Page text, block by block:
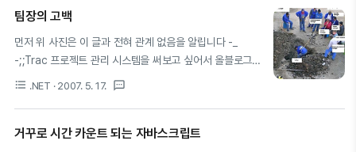
Page_Load 부분에 위와 같은 구문을 넣어보자..
팀장의 고백
먼저 위 사진은 이 글과 전혀 관계 없음을 알립니다 -_
-;;Trac 프로젝트 관리 시스템을 써보고 싶어서 올블로그
(allblog.net)을 검색하던 중의미심장한 글 하나가 눈에 밟
나 메니징에 해당하는 그리고 임원들에 대한 자질과 역할분
format_list_bulleted .NET · 2007. 5. 17. textsms
거꾸로 시간 카운트 되는 자바스크립트